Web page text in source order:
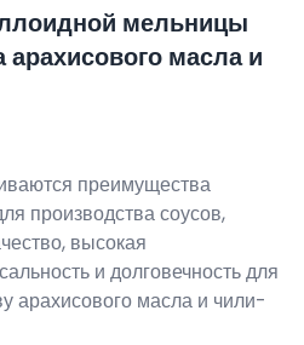
мельницы
масла и
преимущества
производства соусов,
высокая
и долговечность для
арахисового масла и чили-